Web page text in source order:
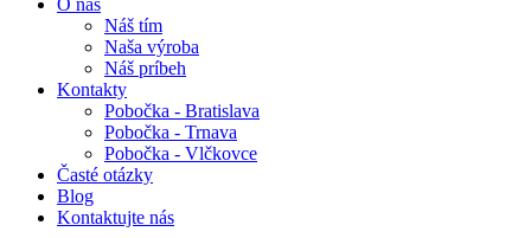
O nás
Náš tím
Naša výroba
Náš príbeh
Kontakty
Pobočka - Bratislava
Pobočka - Trnava
Pobočka - Vlčkovce
Časté otázky
Blog
Kontaktujte nás